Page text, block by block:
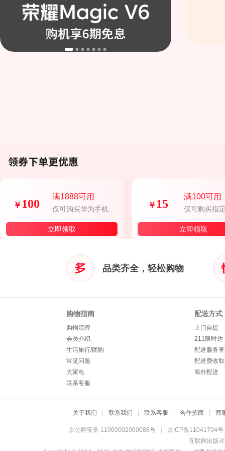
立即领取
￥ 100
满1888可用
仅可购买华为手机京
立即领取
￥ 15
满100可用
仅可购买指
品类齐全，轻松购物
购物指南
购物流程
会员介绍
生活旅行/团购
常见问题
大家电
联系客服
配送方式
上门自提
211限时达
配送服务
配送费收
海外配送
关于我们 联系我们 联系客服 合作招商 商
京公网安备 11000002000088号
京ICP备11041704号
互联网出版